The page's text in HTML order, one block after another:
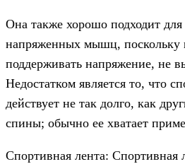
Она также хорошо подходит для
напряженных мышц, поскольку
поддерживать напряжение, не
Недостатком является то, что
действует не так долго, как
спины; обычно ее хватает
Спортивная лента: Спортивная